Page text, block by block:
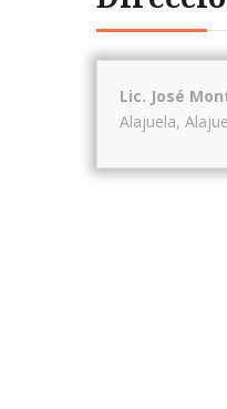
Lic. José
Alajuela,